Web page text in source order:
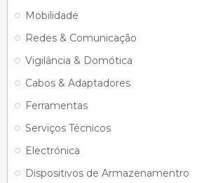
Mobilidade
Redes & Comunicação
Vigilância & Domótica
Cabos & Adaptadores
Ferramentas
Serviços Técnicos
Electrónica
Dispositivos de Armazenamentro